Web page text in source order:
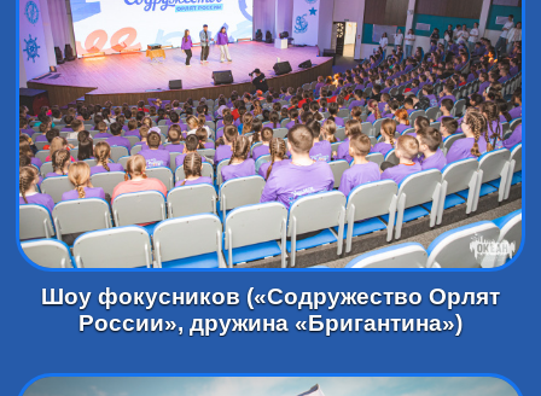
Шоу фокусников («Содружество Орлят
России», дружина «Бригантина»)